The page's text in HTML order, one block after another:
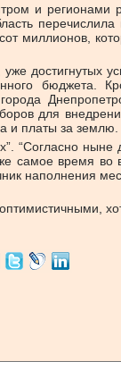
и
миллионов,
достигнутых
бюджета.
для
и платы за землю.
время во
наполнения